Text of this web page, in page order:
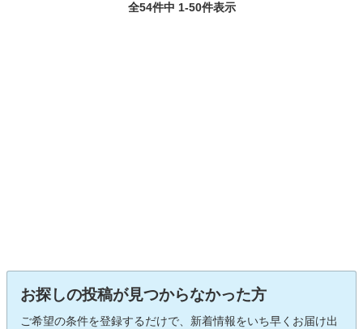
全54件中 1-50件表示
お探しの投稿が見つからなかった方
ご希望の条件を登録するだけで、新着情報をいち早くお届け出